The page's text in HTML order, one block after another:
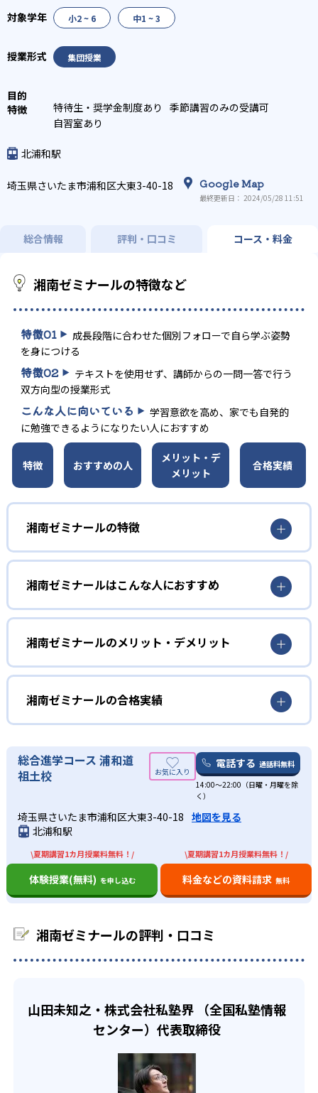
小2 ~ 6 中1 ~ 3
集団授業
特待生・奨学金制度あり
季節講習のみの受講可
自習室あり
北浦和駅
埼玉県さいたま市浦和区大東3-40-18 Google Map
最終更新日： 2024/05/28 11:51
総合情報 評判・口コミ コース・料金
湘南ゼミナールの特徴など
特徴01
成長段階に合わせた個別フォローで自ら学ぶ姿勢
を身につける
特徴02
テキストを使用せず、講師からの一問一答で行う
双方向型の授業形式
こんな人に向いている
学習意欲を高め、家でも自発的
に勉強できるようになりたい人におすすめ
特徴 おすすめの人
メリット・デ
メリット
合格実績
湘南ゼミナールの特徴
01
思考力を鍛えるQE授業
湘南ゼミナールは、思考力を鍛えるQE授業が魅力的。QEと
は、Quick Exerciseの略で、テキストを使用せず、講師から
の一問一答で行う双方向型の授業。生徒自ら考えて解くこ
とを重視しているため、思考力が鍛えられる。
02 ライバルを意識できる環境
湘南ゼミナールは、塾内テスト、各学校の定期テスト結
果、模試結果を掲示している。そのため、自分の現在地を
把握でき、ライバルとの差も確認できる。競争心が生ま
03
成長段階に合わせた学習サポート
湘南ゼミナールは、質問対応や相談など、一人ひとりの成
長段階に合わせた個別フォローを行っている。また、家で
も自発的に学習を進められるようなサポートも行ってい
る。自発的に学習を進められるまで、徹底的にフォロー
し、学習サイクルを定着させる。
湘南ゼミナールはこんな人におすすめ
小学生
学習の仕方を身につけたい人におすすめ
小学生は、小学生パワーアップ特訓を実施。小学生パワー
アップ特訓は、正しい学習方法や習慣、学習体力を育む
「学習レクチャーと演習」を授業として週1回学ぶ。具体的
定期テストで高得点を取りたい人におすすめ
中学生は、定期テストで高得点を獲得することや内申点を
上げることを目標にしている人におすすめ。湘南ゼミナー
ルでは、各学校の定期テスト前に、通常授業以外の時間で
学校別対策授業を実施。各学校のテスト傾向に合わせた対
る。
志望校現役合格を目指している人におすすめ
湘南ゼミナール高等部では、高校別の講座だけでなく、新
講師が高度な内容も丁寧に解説し、現役合格の目標を叶え
湘南ゼミナールのメリット・デメリット
どんなメリットがある？
湘南ゼミナールの最大のメリットは、思考力を鍛えるQE授
業だ。テキストを使用せず、講師からの一問一答で行う双
方向型の授業となっているため、思考力や理解力が鍛えら
れる。
また、成長段階に合わせた学習サポートも魅力の一つ。湘
南ゼミナールは質問対応や相談など、一人ひとりの成長段
階に合わせた個別フォローを行っている。小学生・中学
生・高校生それぞれに合った指導法を実現している。
デメリットを挙げるとすれば、人と比べられることが苦手
な人にとっては苦痛であること。湘南ゼミナールは、塾内
テスト、各学校の定期テスト結果、模試結果を掲示してい
湘南ゼミナールの合格実績
湘南ゼミナールは、グループ全体の合格実績を公開してい
る。教室ごとの志望校への合格実績については、通う予定
中学校の合格実績
校
37
南高校付属中学校 34
川崎高校附属中学校 8
相模原中等教育学校 8
84
総合進学コース 浦和道
祖土校
電話する 通話料無料
14:00〜22:00（日曜・月曜を除
く）
埼玉県さいたま市浦和区大東3-40-18 地図を見る
北浦和駅
\夏期講習1カ月授業料無料！/
体験授業(無料) を申し込む
\夏期講習1カ月授業料無料！/
料金などの資料請求 無料
湘南ゼミナールの評判・口コミ
山田未知之・株式会社私塾界 （全国私塾情報
センター）代表取締役